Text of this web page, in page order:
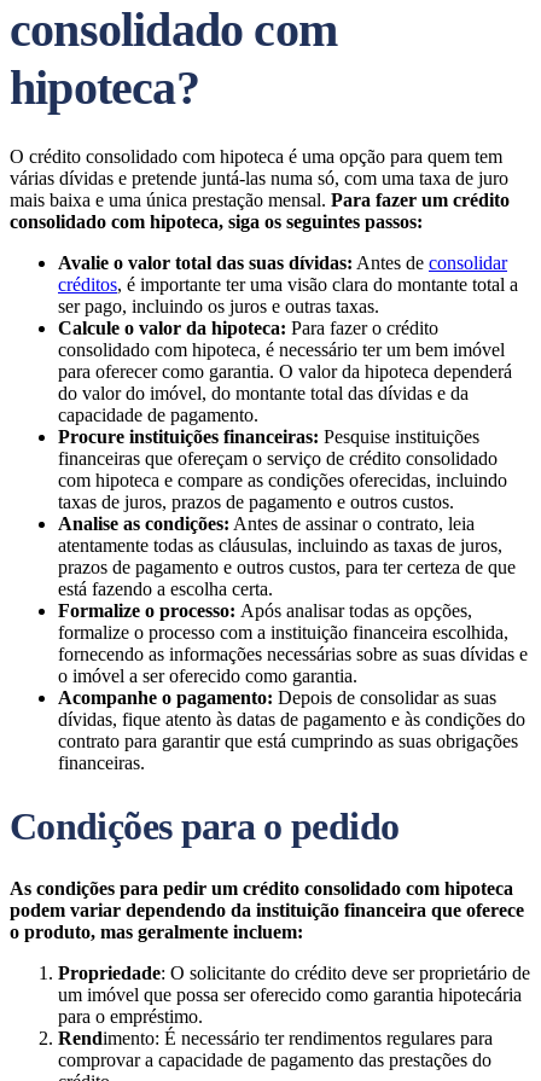
consolidado com
hipoteca?
O crédito consolidado com hipoteca é uma opção para quem tem
várias dívidas e pretende juntá-las numa só, com uma taxa de juro
mais baixa e uma única prestação mensal. Para fazer um crédito
consolidado com hipoteca, siga os seguintes passos:
Avalie o valor total das suas dívidas: Antes de consolidar
créditos, é importante ter uma visão clara do montante total a
ser pago, incluindo os juros e outras taxas.
Calcule o valor da hipoteca: Para fazer o crédito
consolidado com hipoteca, é necessário ter um bem imóvel
para oferecer como garantia. O valor da hipoteca dependerá
do valor do imóvel, do montante total das dívidas e da
capacidade de pagamento.
Procure instituições financeiras: Pesquise instituições
financeiras que ofereçam o serviço de crédito consolidado
com hipoteca e compare as condições oferecidas, incluindo
taxas de juros, prazos de pagamento e outros custos.
Analise as condições: Antes de assinar o contrato, leia
atentamente todas as cláusulas, incluindo as taxas de juros,
prazos de pagamento e outros custos, para ter certeza de que
está fazendo a escolha certa.
Formalize o processo: Após analisar todas as opções,
formalize o processo com a instituição financeira escolhida,
fornecendo as informações necessárias sobre as suas dívidas e
o imóvel a ser oferecido como garantia.
Acompanhe o pagamento: Depois de consolidar as suas
dívidas, fique atento às datas de pagamento e às condições do
contrato para garantir que está cumprindo as suas obrigações
financeiras.
Condições para o pedido
As condições para pedir um crédito consolidado com hipoteca
podem variar dependendo da instituição financeira que oferece
o produto, mas geralmente incluem:
Propriedade: O solicitante do crédito deve ser proprietário de
um imóvel que possa ser oferecido como garantia hipotecária
para o empréstimo.
Rendimento: É necessário ter rendimentos regulares para
comprovar a capacidade de pagamento das prestações do